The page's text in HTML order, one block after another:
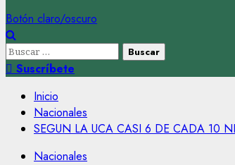
Botón claro/oscuro
Buscar:
Suscríbete
Inicio
Nacionales
SEGUN LA UCA CASI 6 DE CADA 10
Nacionales